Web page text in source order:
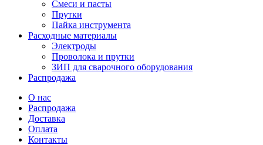
Смеси и пасты
Прутки
Пайка инструмента
Расходные материалы
Электроды
Проволока и прутки
ЗИП для сварочного оборудования
Распродажа
О нас
Распродажа
Доставка
Оплата
Контакты